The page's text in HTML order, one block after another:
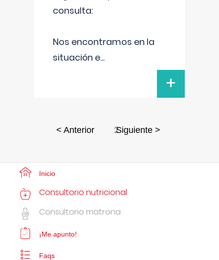
consulta:
Nos encontramos en la
situación e...
+
< Anterior 2Siguiente >
Inicio
Consultorio nutricional
Consultorio matrona
¡Me apunto!
Faqs